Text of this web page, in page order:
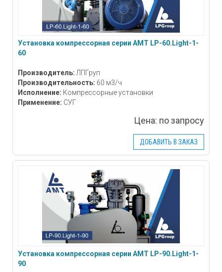
Установка компрессорная серии АМТ LP-60.Light-1-
60
Производитель: ЛПГруп
Производительность: 60 м3/ч
Исполнение: Компрессорные установки
Применение: СУГ
Цена: по запросу
ДОБАВИТЬ В ЗАКАЗ
Установка компрессорная серии АМТ LP-90.Light-1-
90